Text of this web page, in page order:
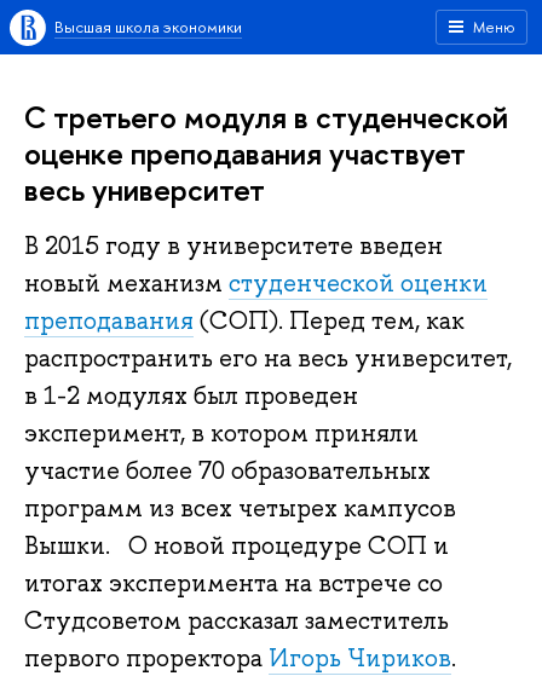
Меню
Высшая школа экономики
С третьего модуля в студенческой
оценке преподавания участвует
весь университет
В 2015 году в университете введен
новый механизм студенческой оценки
преподавания (СОП). Перед тем, как
распространить его на весь университет,
в 1-2 модулях был проведен
эксперимент, в котором приняли
участие более 70 образовательных
программ из всех четырех кампусов
Вышки. О новой процедуре СОП и
итогах эксперимента на встрече со
Студсоветом рассказал заместитель
первого проректора Игорь Чириков.